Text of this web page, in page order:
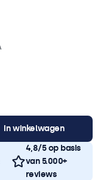
In winkelwagen
4,8/5 op basis
van 5.000+
reviews